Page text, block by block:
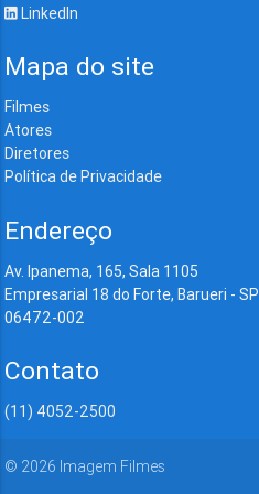
LinkedIn
Mapa do site
Filmes
Atores
Diretores
Política de Privacidade
Endereço
Av. Ipanema, 165, Sala 1105
Empresarial 18 do Forte, Barueri - SP
06472-002
Contato
(11) 4052-2500
© 2026 Imagem Filmes